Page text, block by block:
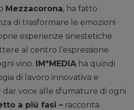
Mezzacorona, ha fatto
di trasformare le emozioni
esperienze sinestetiche
al centro l’espressione
vino. IM*MEDIA ha quindi
di lavoro innovativa e
voce alle sfumature di ogni
a più fasi – racconta